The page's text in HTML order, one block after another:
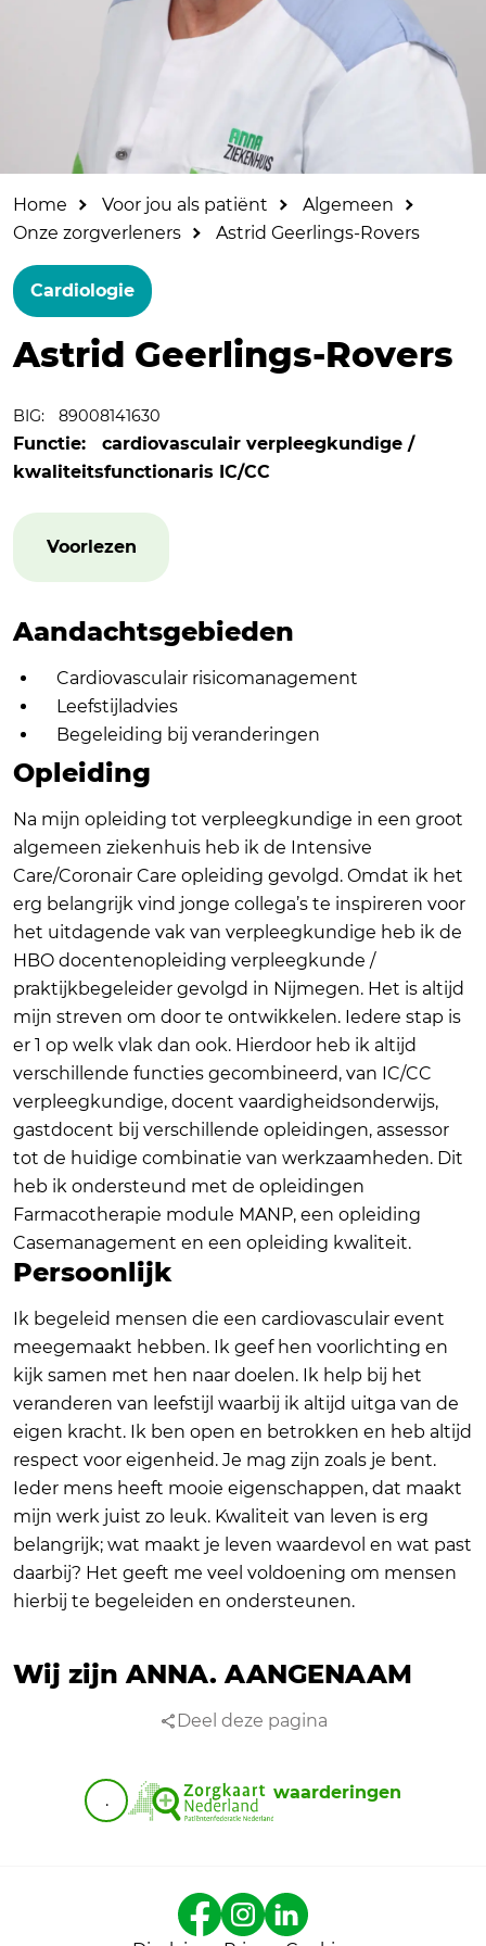
Home Voor jou als patiënt
Algemeen
Onze zorgverleners
Astrid Geerlings-Rovers
Cardiologie
Astrid Geerlings-Rovers
BIG: 89008141630
Functie:
cardiovasculair verpleegkundige /
kwaliteitsfunctionaris IC/CC
Voorlezen
Aandachtsgebieden
Cardiovasculair risicomanagement
Leefstijladvies
Begeleiding bij veranderingen
Opleiding
Na mijn opleiding tot verpleegkundige in een groot
algemeen ziekenhuis heb ik de Intensive
Care/Coronair Care opleiding gevolgd. Omdat ik het
erg belangrijk vind jonge collega’s te inspireren voor
het uitdagende vak van verpleegkundige heb ik de
HBO docentenopleiding verpleegkunde /
praktijkbegeleider gevolgd in Nijmegen. Het is altijd
mijn streven om door te ontwikkelen. Iedere stap is
er 1 op welk vlak dan ook. Hierdoor heb ik altijd
verschillende functies gecombineerd, van IC/CC
verpleegkundige, docent vaardigheidsonderwijs,
gastdocent bij verschillende opleidingen, assessor
tot de huidige combinatie van werkzaamheden. Dit
heb ik ondersteund met de opleidingen
Farmacotherapie module MANP, een opleiding
Casemanagement en een opleiding kwaliteit.
Persoonlijk
Ik begeleid mensen die een cardiovasculair event
meegemaakt hebben. Ik geef hen voorlichting en
kijk samen met hen naar doelen. Ik help bij het
veranderen van leefstijl waarbij ik altijd uitga van de
eigen kracht. Ik ben open en betrokken en heb altijd
respect voor eigenheid. Je mag zijn zoals je bent.
Ieder mens heeft mooie eigenschappen, dat maakt
mijn werk juist zo leuk. Kwaliteit van leven is erg
belangrijk; wat maakt je leven waardevol en wat past
daarbij? Het geeft me veel voldoening om mensen
hierbij te begeleiden en ondersteunen.
Wij zijn ANNA.AANGENAAM
Deel deze pagina
. waarderingen